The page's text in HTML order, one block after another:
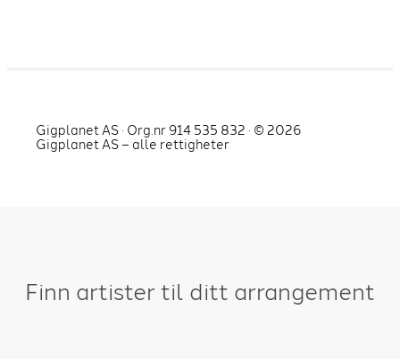
Gigplanet AS · Org.nr 914 535 832 · © 2026
Gigplanet AS – alle rettigheter
Finn artister til ditt arrangement